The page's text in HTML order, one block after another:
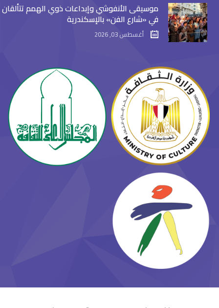
موسيقى الأنفوشي وإبداعات ذوي الهمم تتألقان
في «شارع الفن» بالإسكندرية
أغسطس 03, 2026